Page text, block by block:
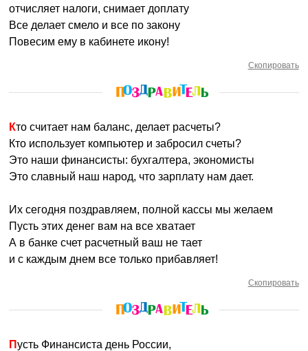
отчисляет налоги, снимает доплату
Все делает смело и все по закону
Повесим ему в кабинете икону!
Скопировать
Кто считает нам баланс, делает расчеты?
Кто использует компьютер и забросил счеты?
Это наши финансисты: бухгалтера, экономисты
Это славный наш народ, что зарплату нам дает.
Их сегодня поздравляем, полной кассы мы желаем
Пусть этих денег вам на все хватает
А в банке счет расчетный ваш не тает
и с каждым днем все только прибавляет!
Скопировать
Пусть Финансиста день России,